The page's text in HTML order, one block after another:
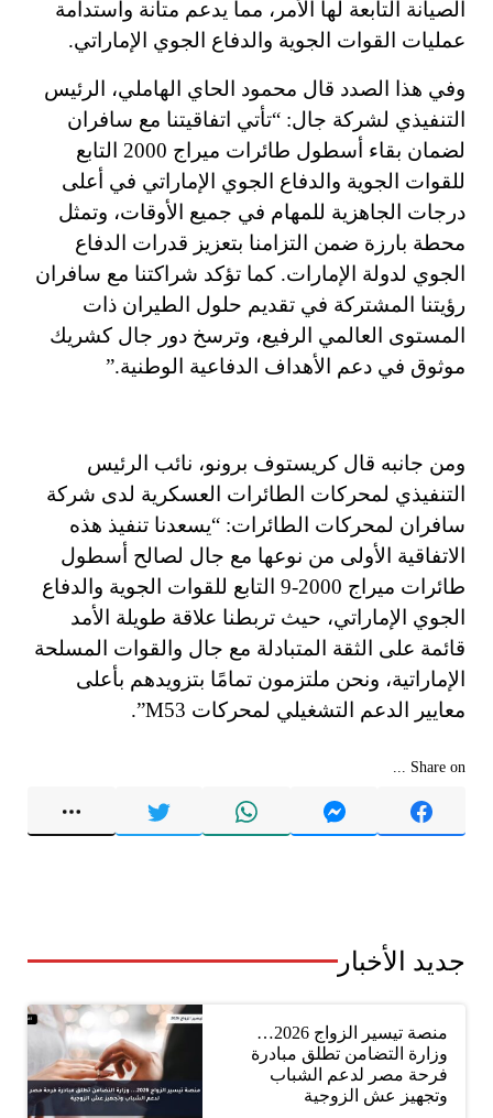
الصيانة التابعة لها الأمر، مما يدعم متانة واستدامة
عمليات القوات الجوية والدفاع الجوي الإماراتي.
وفي هذا الصدد قال محمود الحاي الهاملي، الرئيس
التنفيذي لشركة جال: “تأتي اتفاقيتنا مع سافران
لضمان بقاء أسطول طائرات ميراج 2000 التابع
للقوات الجوية والدفاع الجوي الإماراتي في أعلى
درجات الجاهزية للمهام في جميع الأوقات، وتمثل
محطة بارزة ضمن التزامنا بتعزيز قدرات الدفاع
الجوي لدولة الإمارات. كما تؤكد شراكتنا مع سافران
رؤيتنا المشتركة في تقديم حلول الطيران ذات
المستوى العالمي الرفيع، وترسخ دور جال كشريك
موثوق في دعم الأهداف الدفاعية الوطنية.”
ومن جانبه قال كريستوف برونو، نائب الرئيس
التنفيذي لمحركات الطائرات العسكرية لدى شركة
سافران لمحركات الطائرات: “يسعدنا تنفيذ هذه
الاتفاقية الأولى من نوعها مع جال لصالح أسطول
طائرات ميراج 2000-9 التابع للقوات الجوية والدفاع
الجوي الإماراتي، حيث تربطنا علاقة طويلة الأمد
قائمة على الثقة المتبادلة مع جال والقوات المسلحة
الإماراتية، ونحن ملتزمون تمامًا بتزويدهم بأعلى
معايير الدعم التشغيلي لمحركات M53”.
Share on ...
جديد الأخبار
منصة تيسير الزواج 2026…
وزارة التضامن تطلق مبادرة
فرحة مصر لدعم الشباب
وتجهيز عش الزوجية